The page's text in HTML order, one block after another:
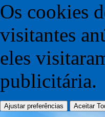
Os cookies
visitantes
eles
publicitária.
Ajustar preferências Aceitar